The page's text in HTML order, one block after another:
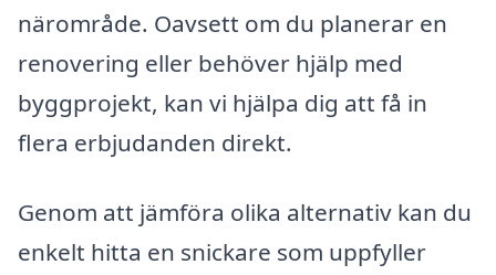
närområde. Oavsett om du planerar en
renovering eller behöver hjälp med
byggprojekt, kan vi hjälpa dig att få in
flera erbjudanden direkt.
Genom att jämföra olika alternativ kan du
enkelt hitta en snickare som uppfyller